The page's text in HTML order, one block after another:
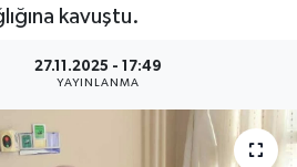
kavuştu.
27.11.2025 - 17:49
YAYINLANMA